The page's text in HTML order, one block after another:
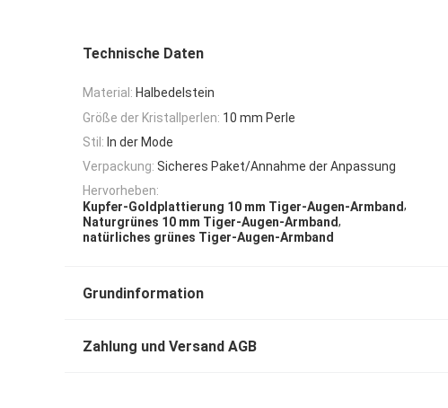
Technische Daten
Material: Halbedelstein
Größe der Kristallperlen: 10 mm Perle
Stil: In der Mode
Verpackung: Sicheres Paket/Annahme der Anpassung
Hervorheben:
Kupfer-Goldplattierung 10 mm Tiger-Augen-Armband,
Naturgrünes 10 mm Tiger-Augen-Armband,
natürliches grünes Tiger-Augen-Armband
Grundinformation
Zahlung und Versand AGB